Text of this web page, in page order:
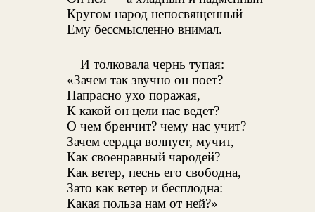
Кругом народ непосвященный
Ему бессмысленно внимал.
И толковала чернь тупая:
«Зачем так звучно он поет?
Напрасно ухо поражая,
К какой он цели нас ведет?
О чем бренчит? чему нас учит?
Зачем сердца волнует, мучит,
Как своенравный чародей?
Как ветер, песнь его свободна,
Зато как ветер и бесплодна:
Какая польза нам от ней?»